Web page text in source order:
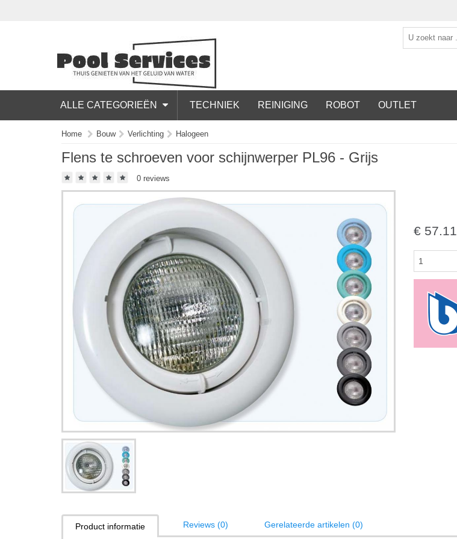
ALLE CATEGORIEËN TECHNIEK REINIGING ROBOT OUTLET
Home Bouw Verlichting Halogeen
Flens te schroeven voor schijnwerper PL96 - Grijs
0 reviews
€ 57.11
Product informatie Reviews (0) Gerelateerde artikelen (0)